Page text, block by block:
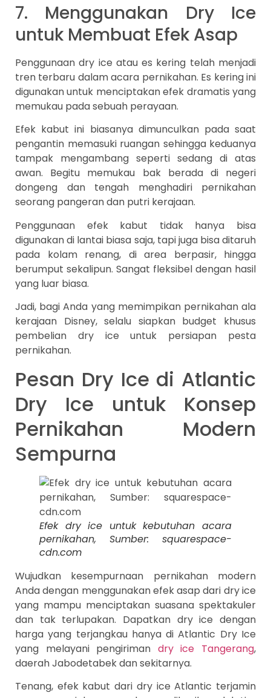
7. Menggunakan Dry Ice
untuk Membuat Efek Asap
Penggunaan dry ice atau es kering telah menjadi
tren terbaru dalam acara pernikahan. Es kering ini
digunakan untuk menciptakan efek dramatis yang
memukau pada sebuah perayaan.
Efek kabut ini biasanya dimunculkan pada saat
pengantin memasuki ruangan sehingga keduanya
tampak mengambang seperti sedang di atas
awan. Begitu memukau bak berada di negeri
dongeng dan tengah menghadiri pernikahan
seorang pangeran dan putri kerajaan.
Penggunaan efek kabut tidak hanya bisa
digunakan di lantai biasa saja, tapi juga bisa ditaruh
pada kolam renang, di area berpasir, hingga
berumput sekalipun. Sangat fleksibel dengan hasil
yang luar biasa.
Jadi, bagi Anda yang memimpikan pernikahan ala
kerajaan Disney, selalu siapkan budget khusus
pembelian dry ice untuk persiapan pesta
pernikahan.
Pesan Dry Ice di Atlantic
Dry Ice untuk Konsep
Pernikahan Modern
Sempurna
Efek dry ice untuk kebutuhan acara
pernikahan, Sumber: squarespace-
cdn.com
Wujudkan kesempurnaan pernikahan modern
Anda dengan menggunakan efek asap dari dry ice
yang mampu menciptakan suasana spektakuler
dan tak terlupakan. Dapatkan dry ice dengan
harga yang terjangkau hanya di Atlantic Dry Ice
yang melayani pengiriman dry ice Tangerang,
daerah Jabodetabek dan sekitarnya.
Tenang, efek kabut dari dry ice Atlantic terjamin